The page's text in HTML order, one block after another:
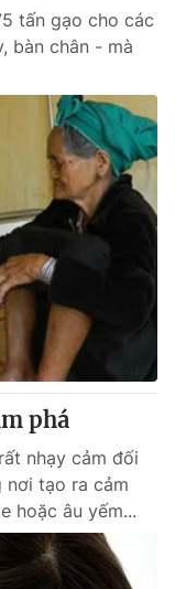
tấn gạo cho các
bàn chân - mà
phá
nhạy cảm đối
nơi tạo ra cảm
hoặc âu yếm...